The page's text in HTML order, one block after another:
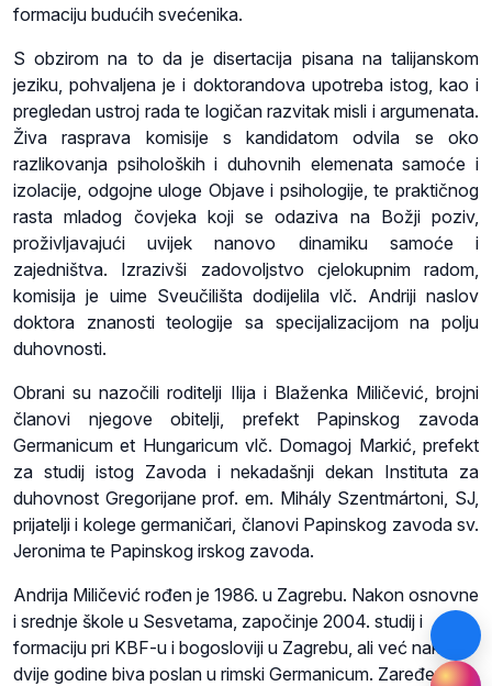
formaciju budućih svećenika.
S obzirom na to da je disertacija pisana na talijanskom
jeziku, pohvaljena je i doktorandova upotreba istog, kao i
pregledan ustroj rada te logičan razvitak misli i argumenata.
Živa rasprava komisije s kandidatom odvila se oko
razlikovanja psiholoških i duhovnih elemenata samoće i
izolacije, odgojne uloge Objave i psihologije, te praktičnog
rasta mladog čovjeka koji se odaziva na Božji poziv,
proživljavajući uvijek nanovo dinamiku samoće i
zajedništva. Izrazivši zadovoljstvo cjelokupnim radom,
komisija je uime Sveučilišta dodijelila vlč. Andriji naslov
doktora znanosti teologije sa specijalizacijom na polju
duhovnosti.
Obrani su nazočili roditelji Ilija i Blaženka Miličević, brojni
članovi njegove obitelji, prefekt Papinskog zavoda
Germanicum et Hungaricum vlč. Domagoj Markić, prefekt
za studij istog Zavoda i nekadašnji dekan Instituta za
duhovnost Gregorijane prof. em. Mihály Szentmártoni, SJ,
prijatelji i kolege germaničari, članovi Papinskog zavoda sv.
Jeronima te Papinskog irskog zavoda.
Andrija Miličević rođen je 1986. u Zagrebu. Nakon osnovne
i srednje škole u Sesvetama, započinje 2004. studij i
formaciju pri KBF-u i bogosloviji u Zagrebu, ali već nakon
dvije godine biva poslan u rimski Germanicum. Zaređen je